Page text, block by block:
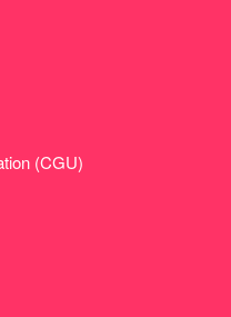
(CGU)